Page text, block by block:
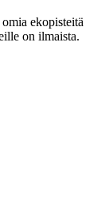
ekopisteitä
on ilmaista.